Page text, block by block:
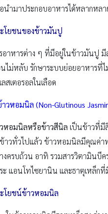
นำมาประกอบอาหารได้หลากหล
โยชนของข้าวมันปู
อาหารต่าง ๆ ที่มีอยู่ในข้าวมันปู มี
ไม่หลับ รักษาระบบย่อยอาหารที่ไ
ลสเตอรอลในเลือด
วหอมนิล (Non-Glutinous
หอมนิลหรือข้าวสีนิล เป็นข้าวที่มี
าวทั่วไปแล้ว ข้าวหอมนิลมีคุณค่าท
งครบถ้วน อาทิ รวมสารวิตามินบี
ะ แอนโทไซยานิน และธาตุเหล็ก
โยชน์ข้าวหอมนิล